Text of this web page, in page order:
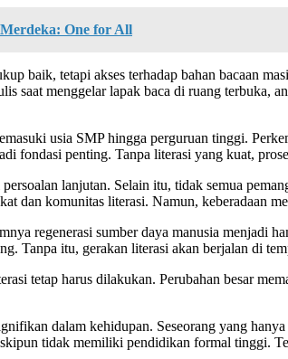
One for All
baik, tetapi akses terhadap bahan bacaan
saat menggelar lapak baca di ruang
usia SMP hingga perguruan tinggi.
fondasi penting. Tanpa literasi yang kuat,
lanjutan. Selain itu, tidak semua
dan komunitas literasi. Namun, keberadaan
regenerasi sumber daya manusia menjadi
Tanpa itu, gerakan literasi akan berjalan di
tetap harus dilakukan. Perubahan besar
dalam kehidupan. Seseorang yang
tidak memiliki pendidikan formal tinggi.